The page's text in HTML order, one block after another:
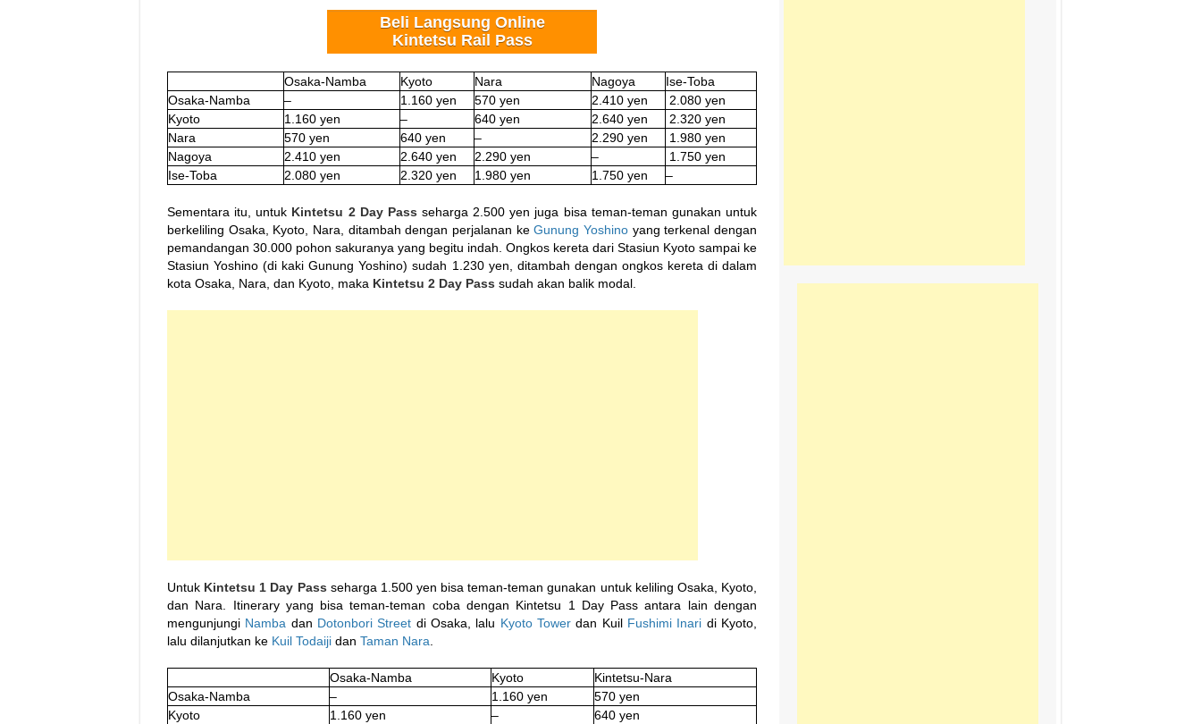
Beli Langsung Online
Kintetsu Rail Pass
Osaka-Namba Kyoto Nara Nagoya
Ise-Toba
Osaka-Namba
– 1.160 yen 570 yen 2.410 yen
2.080 yen
Kyoto
1.160 yen – 640 yen 2.640 yen
2.320 yen
Nara
570 yen 640 yen – 2.290 yen
1.980 yen
Nagoya
2.410 yen 2.640 yen 2.290 yen –
1.750 yen
Ise-Toba
2.080 yen 2.320 yen 1.980 yen 1.750 yen –
Sementara itu, untuk Kintetsu 2 Day Passseharga 2.500 yen juga bisa teman-teman gunakan untuk
berkeliling Osaka, Kyoto, Nara, ditambah dengan perjalanan keGunung Yoshino yang terkenal dengan
pemandangan 30.000 pohon sakuranya yang begitu indah. Ongkos kereta dari Stasiun Kyoto sampai ke
Stasiun Yoshino (di kaki Gunung Yoshino) sudah 1.230 yen, ditambah dengan ongkos kereta di dalam
kota Osaka, Nara, dan Kyoto, maka Kintetsu 2 Day Pass sudah akan balik modal.
Untuk Kintetsu 1 Day Pass seharga 1.500 yen bisa teman-teman gunakan untuk keliling Osaka, Kyoto,
dan Nara. Itinerary yang bisa teman-teman coba dengan Kintetsu 1 Day Pass antara lain dengan
mengunjungi Namba dan Dotonbori Street di Osaka, lalu Kyoto Tower dan Kuil Fushimi Inari di Kyoto,
lalu dilanjutkan ke Kuil Todaiji dan Taman Nara
Osaka-Namba Kyoto
Kintetsu-Nara
Osaka-Namba
– 1.160 yen
570 yen
Kyoto
1.160 yen – 640 yen